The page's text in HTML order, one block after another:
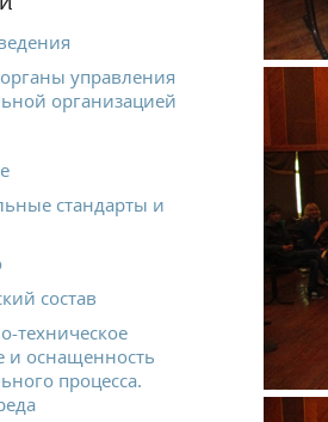
управления
организацией
стандарты и
состав
техническое
и оснащенность
процесса.